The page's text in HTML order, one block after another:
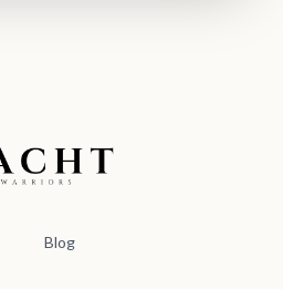
Yacht Warriors
Blog